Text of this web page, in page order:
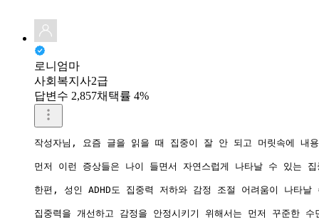
로니엄마
사회복지사2급
답변수 2,857채택률 4%
작성자님, 요즘 글을 읽을 때 집중이 잘 안 되고 머릿속에 내
먼저 이런 증상들은 나이 들면서 자연스럽게 나타날 수 있는
한편, 성인 ADHD도 집중력 저하와 감정 조절 어려움이 나타
집중력을 개선하고 감정을 안정시키기 위해서는 먼저 꾸준